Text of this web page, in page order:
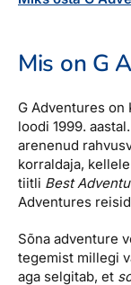
Airalo eSIM
Platinum
tööle, uudised...
Ettevõttest
Kontaktid
Tule tööle
Uudised
Mis on G
G Adventures on
loodi 1999.
arenenud
korraldaja,
tiitli Best
Adventures
Sõna adventure
tegemist millegi
aga selgitab, et